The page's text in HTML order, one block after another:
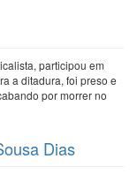
participou em
a ditadura, foi preso e
por morrer no
Dias